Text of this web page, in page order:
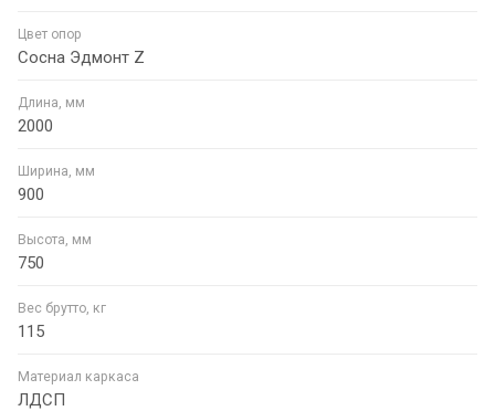
Цвет опор
Сосна Эдмонт Z
Длина, мм
2000
Ширина, мм
900
Высота, мм
750
Вес брутто, кг
115
Материал каркаса
ЛДСП